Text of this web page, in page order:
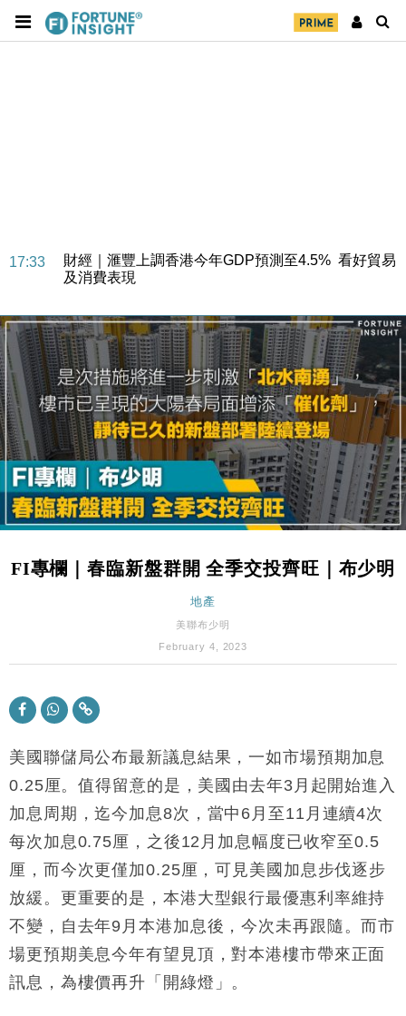
17:33
財經｜滙豐上調香港今年GDP預測至4.5% 看好貿易
及消費表現
損失近6900萬元
16:05
財經｜日經失守6.5萬點後回穩 全周仍升近2%
15:47
財經｜恒隆10月換帥 玩具「反」斗城亞洲CEO蔡德
粦接任
15:11
財經｜韓股反覆波動收跌 連挫7周創逾3年最長跌勢
13:44
財經｜內地7月美元計價出口增近24%勝預期 貿易順
差達1125億美元
12:44
財經｜日本春季三度入市撐日圓 4月單日斥6.28萬億
11:12
國際｜特朗普料美伊戰事快結束 承認部分彈藥庫存緊
財經｜SA售股自救後再出手 斥4億美元押注未上市公
財經｜華僑銀行上半年淨利創新高 中期息增15%至
17:33
財經｜滙豐上調香港今年GDP預測至4.5% 看好貿易
16:47
本地｜假冒內地執法人員要求交「保證金」 43歲女子
損失近6900萬元
16:05
財經｜日經失守6.5萬點後回穩 全周仍升近2%
15:47
財經｜恒隆10月換帥 玩具「反」斗城亞洲CEO蔡德
粦接任
15:11
財經｜韓股反覆波動收跌 連挫7周創逾3年最長跌勢
13:44
差達1125億美元
12:44
財經｜日本春季三度入市撐日圓 4月單日斥6.28萬億
FI專欄｜春臨新盤群開 全季交投齊旺｜布少明
地產
美聯布少明
February 4, 2023
美國聯儲局公布最新議息結果，一如市場預期加息
0.25厘。值得留意的是，美國由去年3月起開始進入
加息周期，迄今加息8次，當中6月至11月連續4次
每次加息0.75厘，之後12月加息幅度已收窄至0.5
厘，而今次更僅加0.25厘，可見美國加息步伐逐步
放緩。更重要的是，本港大型銀行最優惠利率維持
不變，自去年9月本港加息後，今次未再跟隨。而市
場更預期美息今年有望見頂，對本港樓市帶來正面
訊息，為樓價再升「開綠燈」。